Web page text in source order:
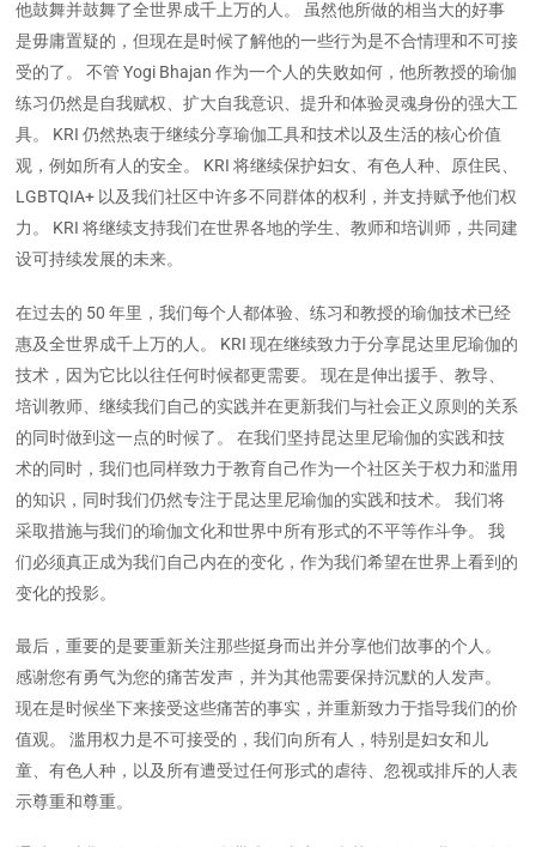
他鼓舞并鼓舞了全世界成千上万的人。 虽然他所做的相当大的好事
是毋庸置疑的，但现在是时候了解他的一些行为是不合情理和不可接
受的了。 不管 Yogi Bhajan 作为一个人的失败如何，他所教授的瑜伽
练习仍然是自我赋权、扩大自我意识、提升和体验灵魂身份的强大工
具。 KRI 仍然热衷于继续分享瑜伽工具和技术以及生活的核心价值
观，例如所有人的安全。 KRI 将继续保护妇女、有色人种、原住民、
LGBTQIA+ 以及我们社区中许多不同群体的权利，并支持赋予他们权
力。 KRI 将继续支持我们在世界各地的学生、教师和培训师，共同建
设可持续发展的未来。
在过去的 50 年里，我们每个人都体验、练习和教授的瑜伽技术已经
惠及全世界成千上万的人。 KRI 现在继续致力于分享昆达里尼瑜伽的
技术，因为它比以往任何时候都更需要。 现在是伸出援手、教导、
培训教师、继续我们自己的实践并在更新我们与社会正义原则的关系
的同时做到这一点的时候了。 在我们坚持昆达里尼瑜伽的实践和技
术的同时，我们也同样致力于教育自己作为一个社区关于权力和滥用
的知识，同时我们仍然专注于昆达里尼瑜伽的实践和技术。 我们将
采取措施与我们的瑜伽文化和世界中所有形式的不平等作斗争。 我
们必须真正成为我们自己内在的变化，作为我们希望在世界上看到的
变化的投影。
最后，重要的是要重新关注那些挺身而出并分享他们故事的个人。
感谢您有勇气为您的痛苦发声，并为其他需要保持沉默的人发声。
现在是时候坐下来接受这些痛苦的事实，并重新致力于指导我们的价
值观。 滥用权力是不可接受的，我们向所有人，特别是妇女和儿
童、有色人种，以及所有遭受过任何形式的虐待、忽视或排斥的人表
示尊重和尊重。